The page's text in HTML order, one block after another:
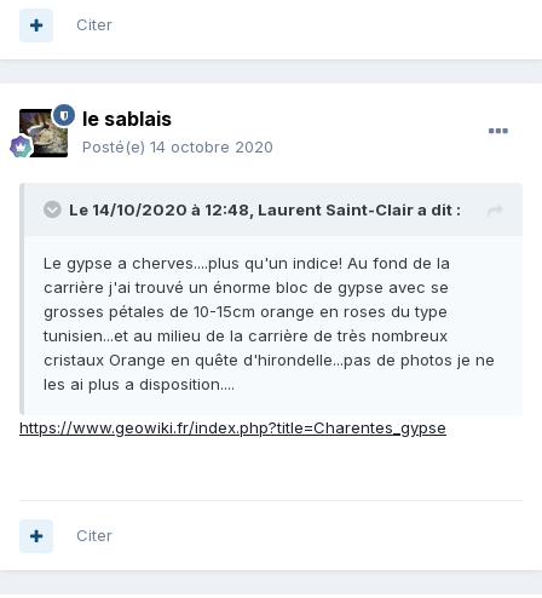
Citer
le sablais
Posté(e) 14 octobre 2020
Le 14/10/2020 à 12:48, Laurent Saint-Claira dit :
Le gypse a cherves....plus qu'un indice! Au fond de la
carrière j'ai trouvé un énorme bloc de gypse avec se
grosses pétales de 10-15cm orange en roses du type
tunisien...et au milieu de la carrière de très nombreux
cristaux Orange en quête d'hirondelle...pas de photos je ne
les ai plus a disposition....
https://www.geowiki.fr/index.php?title=Charentes_gypse
Citer